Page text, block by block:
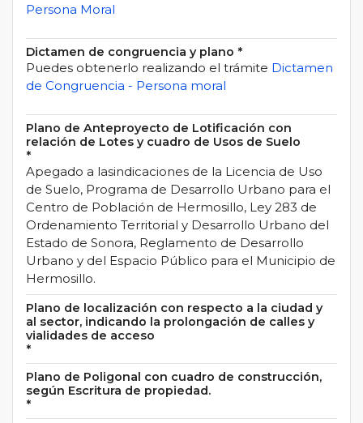
Persona Moral
Dictamen de congruencia y plano *
Puedes obtenerlo realizando el trámite Dictamen
de Congruencia - Persona moral
Plano de Anteproyecto de Lotificación con
relación de Lotes y cuadro de Usos de Suelo
*
Apegado a lasindicaciones de la Licencia de Uso
de Suelo, Programa de Desarrollo Urbano para el
Centro de Población de Hermosillo, Ley 283 de
Ordenamiento Territorial y Desarrollo Urbano del
Estado de Sonora, Reglamento de Desarrollo
Urbano y del Espacio Público para el Municipio de
Hermosillo.
Plano de localización con respecto a la ciudad y
al sector, indicando la prolongación de calles y
vialidades de acceso
*
Plano de Poligonal con cuadro de construcción,
según Escritura de propiedad.
*